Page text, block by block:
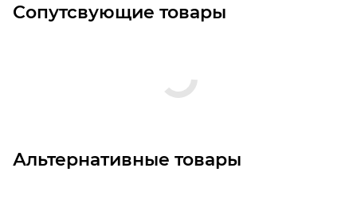
Сопутсвующие товары
Альтернативные товары